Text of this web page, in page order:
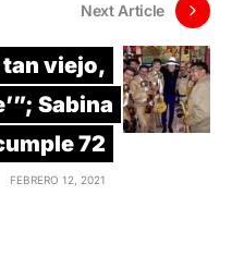
Next Article
tan viejo,
Sabina
72
FEBRERO 12, 2021